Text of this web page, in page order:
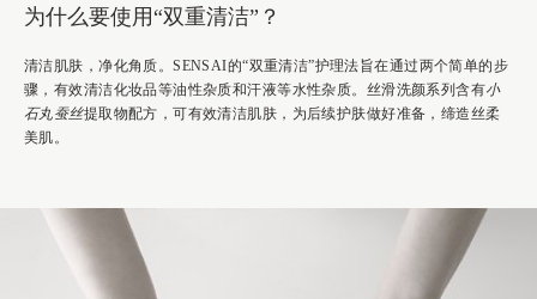
为什么要使用“双重清洁”？
清洁肌肤，净化角质。SENSAI的“双重清洁”护理法旨在通过两个简单的步
骤，有效清洁化妆品等油性杂质和汗液等水性杂质。丝滑洗颜系列含有小
石丸蚕丝提取物配方，可有效清洁肌肤，为后续护肤做好准备，缔造丝柔
美肌。